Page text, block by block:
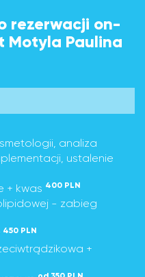
rezerwacji on-
Motyla Paulina
analiza
ustalenie
+ kwas 400 PLN
- zabieg
450 PLN
+